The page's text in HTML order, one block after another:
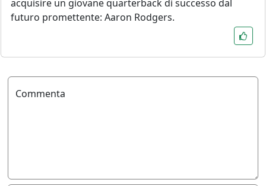
acquisire un giovane quarterback di successo dal
futuro promettente: Aaron Rodgers.
Commenta